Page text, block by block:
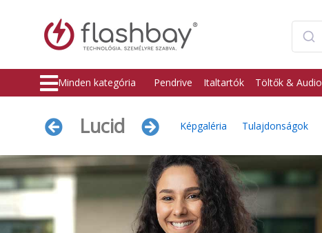
Minden kategória Pendrive Italtartók Töltők & Audio
Lucid Képgaléria Tulajdonságok